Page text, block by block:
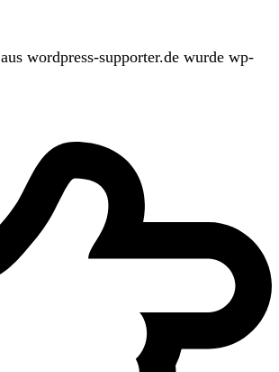
aus wordpress-supporter.de wurde wp-